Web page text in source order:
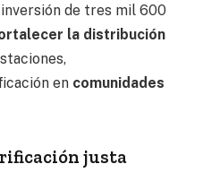
inversión de tres mil 600
la distribución
en comunidades
justa